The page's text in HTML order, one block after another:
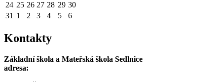
24 25 26 27 28 29 30
31 1 2 3 4 5 6
Kontakty
Základní škola a Mateřská škola Sedlnice
adresa: